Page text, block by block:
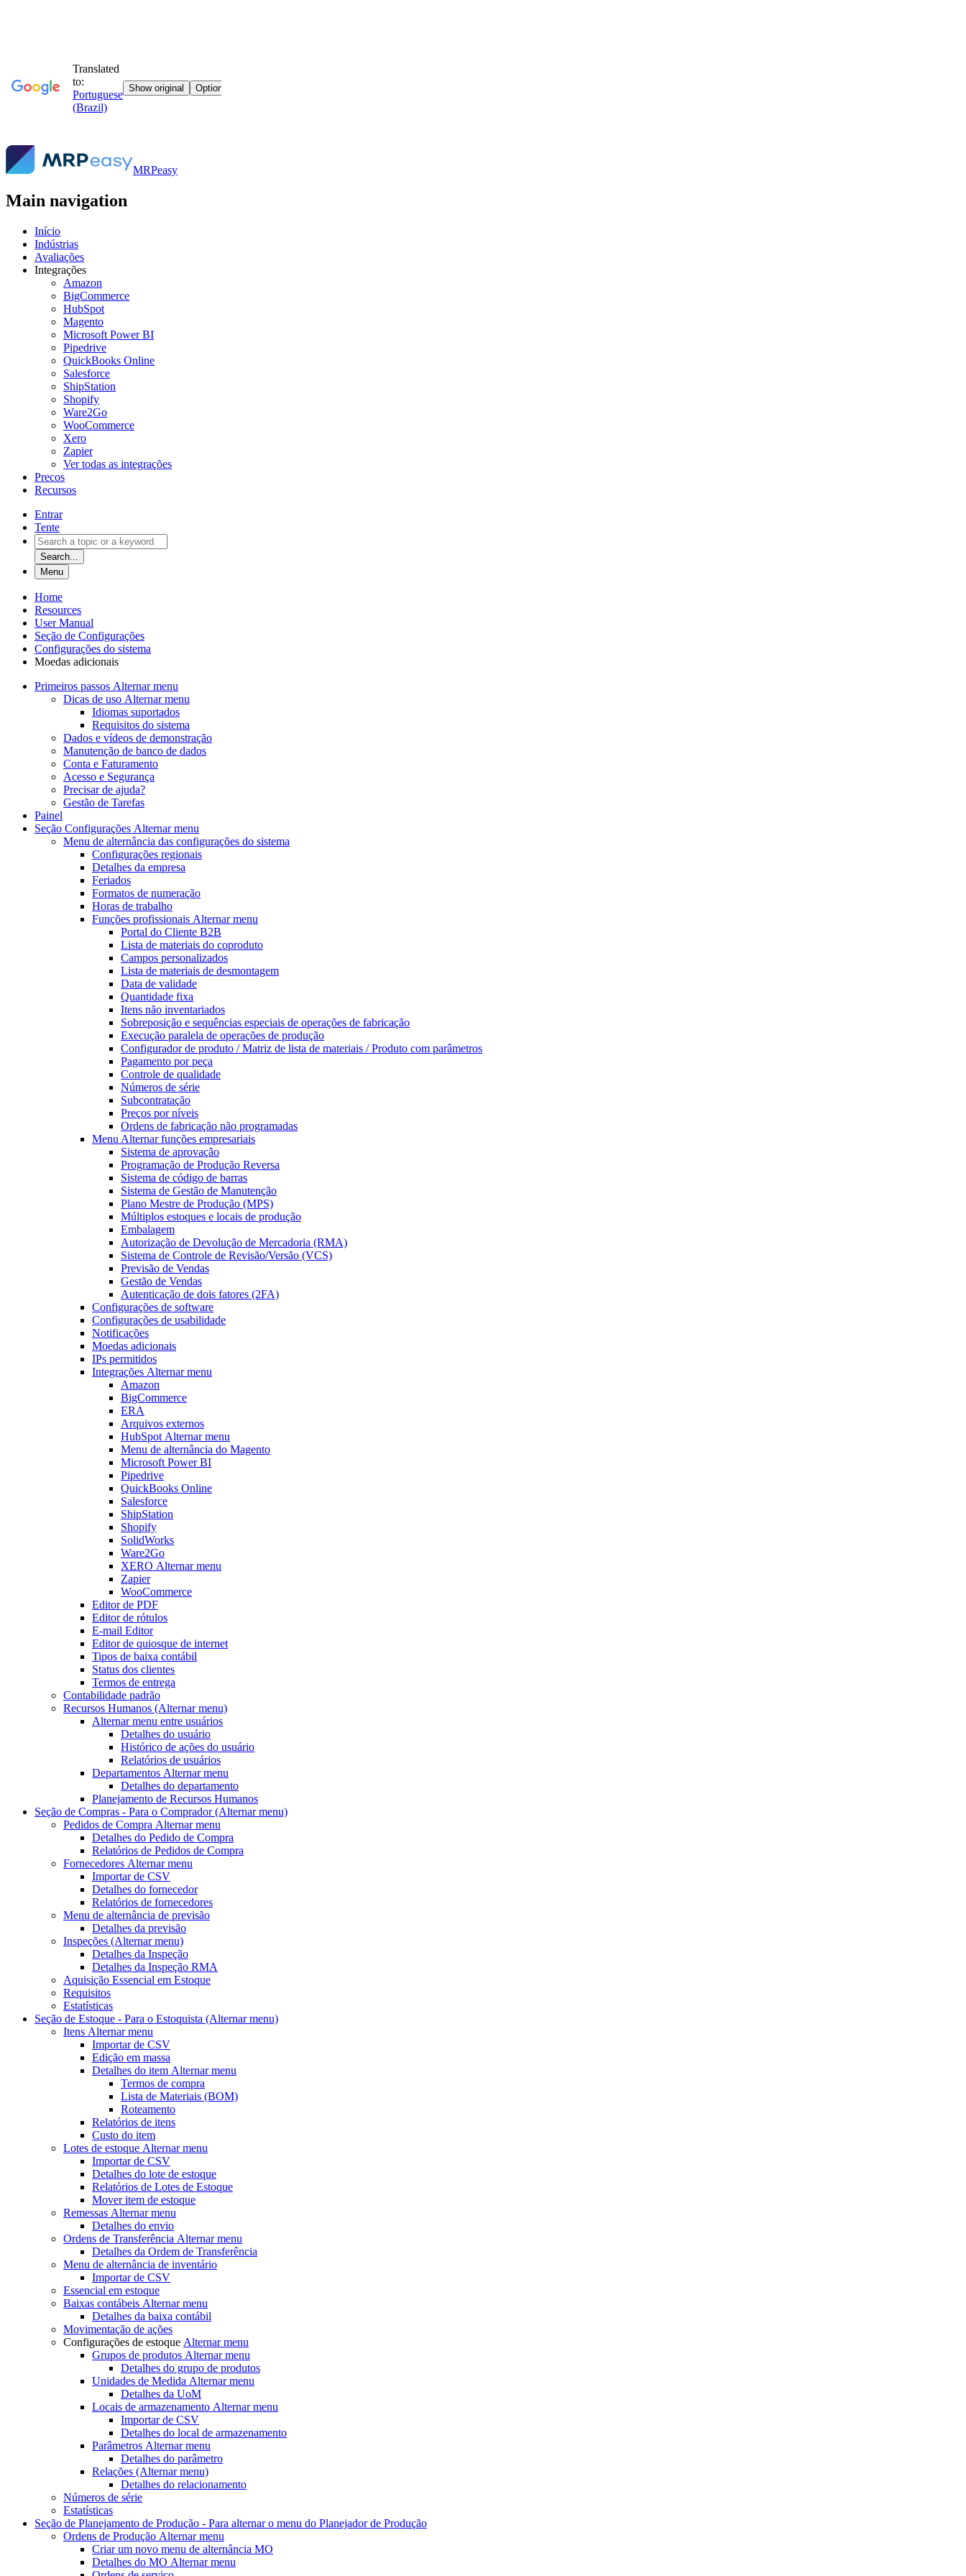
MRPeasy
Main navigation
Início
Indústrias
Avaliações
Integrações
Amazon
BigCommerce
HubSpot
Magento
Microsoft Power BI
Pipedrive
QuickBooks Online
Salesforce
ShipStation
Shopify
Ware2Go
WooCommerce
Xero
Zapier
Ver todas as integrações
Precos
Recursos
Entrar
Tente
Search...
Menu
Home
Resources
User Manual
Seção de Configurações
Configurações do sistema
Moedas adicionais
Primeiros passos Alternar menu
Dicas de uso Alternar menu
Idiomas suportados
Requisitos do sistema
Dados e vídeos de demonstração
Manutenção de banco de dados
Conta e Faturamento
Acesso e Segurança
Precisar de ajuda?
Gestão de Tarefas
Painel
Seção Configurações Alternar menu
Menu de alternância das configurações do sistema
Configurações regionais
Detalhes da empresa
Feriados
Formatos de numeração
Horas de trabalho
Funções profissionais Alternar menu
Portal do Cliente B2B
Lista de materiais do coproduto
Campos personalizados
Lista de materiais de desmontagem
Data de validade
Quantidade fixa
Itens não inventariados
Sobreposição e sequências especiais de operações de fabricação
Execução paralela de operações de produção
Configurador de produto / Matriz de lista de materiais / Produto com parâmetros
Pagamento por peça
Controle de qualidade
Números de série
Subcontratação
Preços por níveis
Ordens de fabricação não programadas
Menu Alternarfunções empresariais
Sistema de aprovação
Programação de Produção Reversa
Sistema de código de barras
Sistema de Gestão de Manutenção
Plano Mestre de Produção (MPS)
Múltiplos estoques e locais de produção
Embalagem
Autorização de Devolução de Mercadoria (RMA)
Sistema de Controle de Revisão/Versão (VCS)
Previsão de Vendas
Gestão de Vendas
Autenticação de dois fatores (2FA)
Configurações de software
Configurações de usabilidade
Notificações
Moedas adicionais
IPs permitidos
Integrações Alternar menu
Amazon
BigCommerce
ERA
Arquivos externos
HubSpot Alternar menu
Menu de alternância do Magento
Microsoft Power BI
Pipedrive
QuickBooks Online
Salesforce
ShipStation
Shopify
SolidWorks
Ware2Go
XERO Alternar menu
Zapier
WooCommerce
Editor de PDF
Editor de rótulos
E-mail Editor
Editor de quiosque de internet
Tipos de baixa contábil
Status dos clientes
Termos de entrega
Contabilidade padrão
Recursos Humanos (Alternar menu)
Alternar menu entre usuários
Detalhes do usuário
Histórico de ações do usuário
Relatórios de usuários
Departamentos Alternar menu
Detalhes do departamento
Planejamento de Recursos Humanos
Seção de Compras - Para o Comprador(Alternar menu)
Pedidos de Compra Alternar menu
Detalhes do Pedido de Compra
Relatórios de Pedidos de Compra
Fornecedores Alternar menu
Importar de CSV
Detalhes do fornecedor
Relatórios de fornecedores
Menu de alternância de previsão
Detalhes da previsão
Inspeções (Alternar menu)
Detalhes da Inspeção
Detalhes da Inspeção RMA
Aquisição Essencial em Estoque
Requisitos
Estatísticas
Seção de Estoque - Para o Estoquista (Alternar menu)
Itens Alternar menu
Importar de CSV
Edição em massa
Detalhes do item Alternar menu
Termos de compra
Lista de Materiais (BOM)
Roteamento
Relatórios de itens
Custo do item
Lotes de estoque Alternar menu
Importar de CSV
Detalhes do lote de estoque
Relatórios de Lotes de Estoque
Mover item de estoque
Remessas Alternar menu
Detalhes do envio
Ordens de Transferência Alternar menu
Detalhes da Ordem de Transferência
Menu de alternância de inventário
Importar de CSV
Essencial em estoque
Baixas contábeis Alternar menu
Detalhes da baixa contábil
Movimentação de ações
Configurações de estoque Alternar menu
Grupos de produtos Alternar menu
Detalhes do grupo de produtos
Unidades de Medida Alternar menu
Detalhes da UoM
Locais de armazenamento Alternar menu
Importar de CSV
Detalhes do local de armazenamento
Parâmetros Alternar menu
Detalhes do parâmetro
Relações (Alternar menu)
Detalhes do relacionamento
Números de série
Estatísticas
Seção de Planejamento de Produção - Para alternar o menu do Planejador de Produção
Ordens de Produção Alternar menu
Criar um novo menu de alternância MO
Detalhes do MO Alternar menu